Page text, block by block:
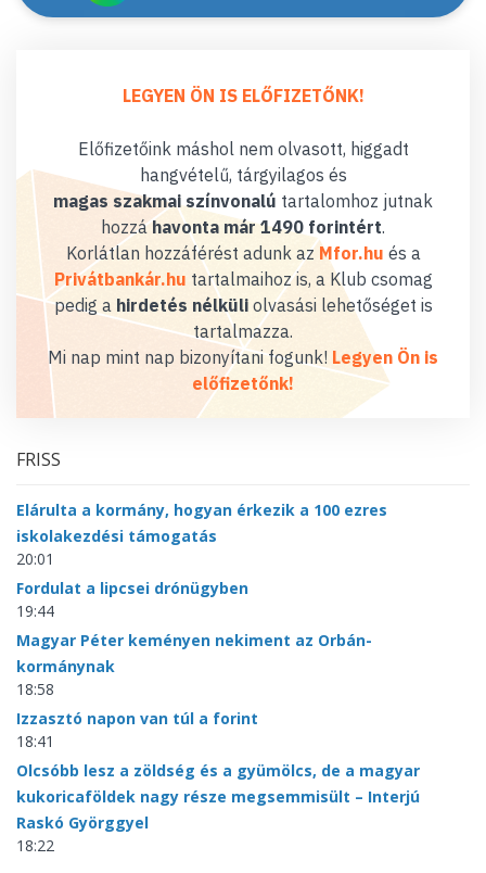
LEGYEN ÖN IS ELŐFIZETŐNK!
Előfizetőink máshol nem olvasott, higgadt
hangvételű, tárgyilagos és
magas szakmai színvonalú tartalomhoz jutnak
hozzáhavonta már 1490 forintért.
Korlátlan hozzáférést adunk az Mfor.hu és a
Privátbankár.hu tartalmaihoz is, a Klub csomag
pedig a hirdetés nélküliolvasási lehetőséget is
tartalmazza.
Mi nap mint nap bizonyítani fogunk! Legyen Ön is
előfizetőnk!
FRISS
Elárulta a kormány, hogyan érkezik a 100 ezres
iskolakezdési támogatás
20:01
Fordulat a lipcsei drónügyben
19:44
Magyar Péter keményen nekiment az Orbán-
kormánynak
18:58
Izzasztó napon van túl a forint
18:41
Olcsóbb lesz a zöldség és a gyümölcs, de a magyar
kukoricaföldek nagy része megsemmisült – Interjú
Raskó Györggyel
18:22